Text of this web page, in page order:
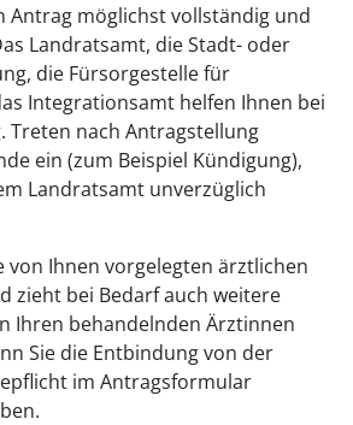
Antrag möglichst vollständig und
Landratsamt, die Stadt- oder
die Fürsorgestelle für
Integrationsamt helfen Ihnen bei
Treten nach Antragstellung
ein (zum Beispiel Kündigung),
Landratsamt unverzüglich
von Ihnen vorgelegten ärztlichen
zieht bei Bedarf auch weitere
Ihren behandelnden Ärztinnen
Sie die Entbindung von der
im Antragsformular